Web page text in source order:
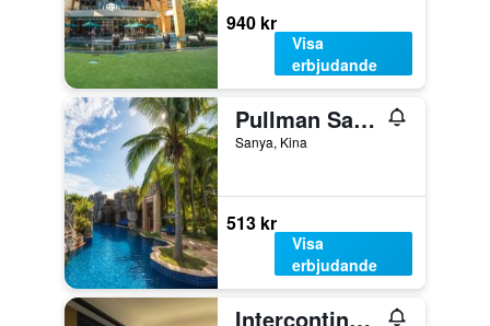
940 kr
Visa
erbjudande
Pullman Sanya Yalong Bay Villas and Resort
Sanya, Kina
513 kr
Visa
erbjudande
Intercontinental Hotels Sanya Resort By IHG